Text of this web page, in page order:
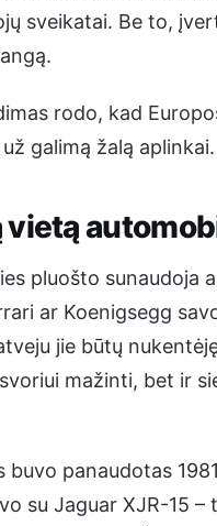
sveikatai. Be to,
rodo, kad
galimą žalą aplinkai.
pluošto sunaudoja
ar Koenigsegg
jie būtų
mažinti, bet ir
panaudotas
su Jaguar XJR-15